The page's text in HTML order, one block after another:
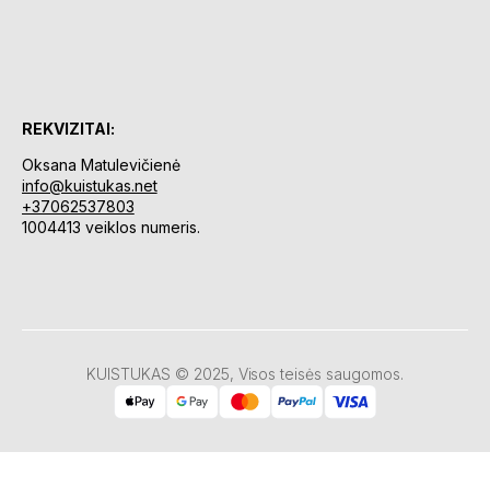
REKVIZITAI:
Oksana Matulevičienė
info@kuistukas.net
+37062537803
1004413 veiklos numeris.
KUISTUKAS © 2025, Visos teisės saugomos.